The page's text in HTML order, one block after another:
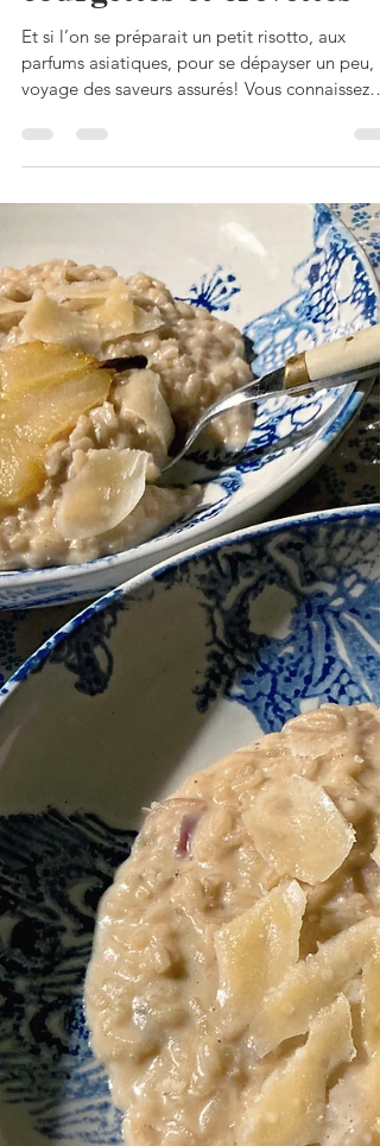
12 juil. 2024
4 min de lecture
Risotto à l'asiatique,
courgettes et crevettes
Et si l’on se préparait un petit risotto, aux
parfums asiatiques, pour se dépayser un peu,
voyage des saveurs assurés! Vous connaissez
ma...